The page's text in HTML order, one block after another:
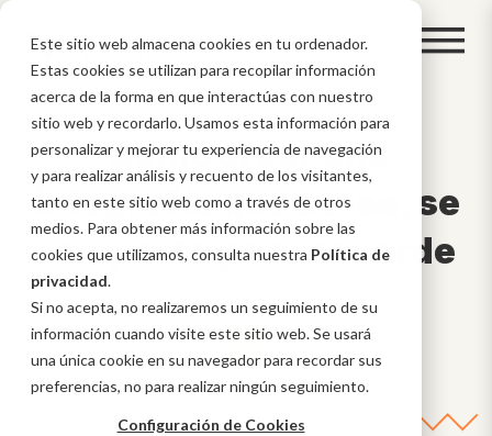
Este sitio web almacena cookies en tu ordenador.
Estas cookies se utilizan para recopilar información
acerca de la forma en que interactúas con nuestro
sitio web y recordarlo. Usamos esta información para
personalizar y mejorar tu experiencia de navegación
y para realizar análisis y recuento de los visitantes,
tanto en este sitio web como a través de otros
medios. Para obtener más información sobre las
cookies que utilizamos, consulta nuestra Política de
privacidad.
Si no acepta, no realizaremos un seguimiento de su
información cuando visite este sitio web. Se usará
una única cookie en su navegador para recordar sus
preferencias, no para realizar ningún seguimiento.
Configuración de Cookies
Cómo crear una
infografía que se lea, se
comparta y se recuerde